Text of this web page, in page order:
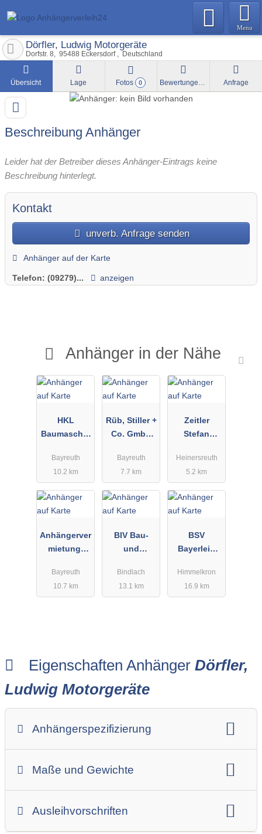
Menu
Dörfler, Ludwig Motorgeräte
Dorfstr. 8 95488 Eckersdorf Deutschland
Übersicht Lage Fotos 0 Bewertungen Anfrage
Beschreibung Anhänger
Leider hat der Betreiber dieses Anhänger-Eintrags keine
Beschreibung hinterlegt.
Kontakt
unverb. Anfrage senden
Anhänger auf der Karte
Telefon: (09279)... anzeigen
Anhänger in der Nähe
HKL
Baumaschin
Bayreuth
10.2 km
Rüb, Stiller +
Co. GmbH
en und
Baugeräte
Bayreuth
7.7 km
Zeitler
Stefan
leih
Heinersreuth
5.2 km
Anhängerver
mietung-
Pittl GmbH
Bayreuth
10.7 km
BIV Bau-
und
äte
Vertriebs-
Bindlach
13.1 km
BSV
Bayerlein
Baumaschin
enverleih
Himmelkron
16.9 km
Eigenschaften Anhänger Dörfler,
Ludwig Motorgeräte
Anhängerspezifizierung
Maße und Gewichte
Ausleihvorschriften